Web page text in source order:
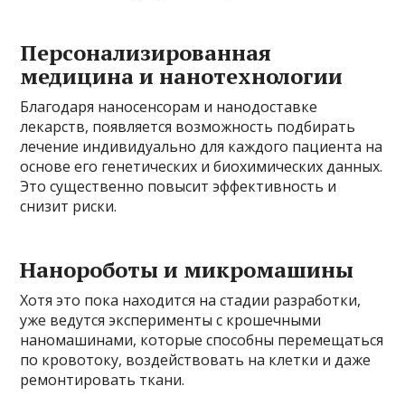
Персонализированная
медицина и нанотехнологии
Благодаря наносенсорам и нанодоставке
лекарств, появляется возможность подбирать
лечение индивидуально для каждого пациента на
основе его генетических и биохимических данных.
Это существенно повысит эффективность и
снизит риски.
Нанороботы и микромашины
Хотя это пока находится на стадии разработки,
уже ведутся эксперименты с крошечными
наномашинами, которые способны перемещаться
по кровотоку, воздействовать на клетки и даже
ремонтировать ткани.